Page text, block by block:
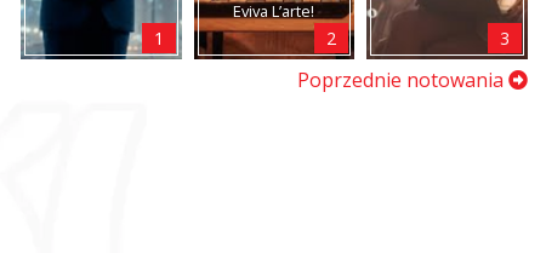
1
Eviva L’arte!
2 3
Poprzednie notowania